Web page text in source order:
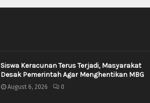
Siswa Keracunan Terus Terjadi, Masyarakat
Desak Pemerintah Agar Menghentikan MBG
August 6, 2026 0